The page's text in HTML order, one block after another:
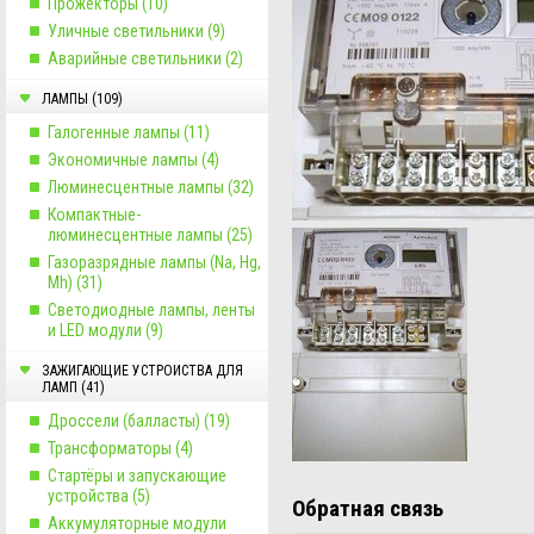
Уличные светильники (9)
Аварийные светильники (2)
ЛАМПЫ (109)
Галогенные лампы (11)
Экономичные лампы (4)
Люминесцентные лампы (32)
Компактные-
люминесцентные лампы (25)
Газоразрядные лампы (Na, Hg,
Mh) (31)
Светодиодные лампы, ленты
и LED модули (9)
ЗАЖИГАЮЩИЕ УСТРОИСТВА ДЛЯ
ЛАМП (41)
Дроссели (балласты) (19)
Трансформаторы (4)
Стартёры и запускающие
устройства (5)
Aккумуляторные модули
Обратная связь